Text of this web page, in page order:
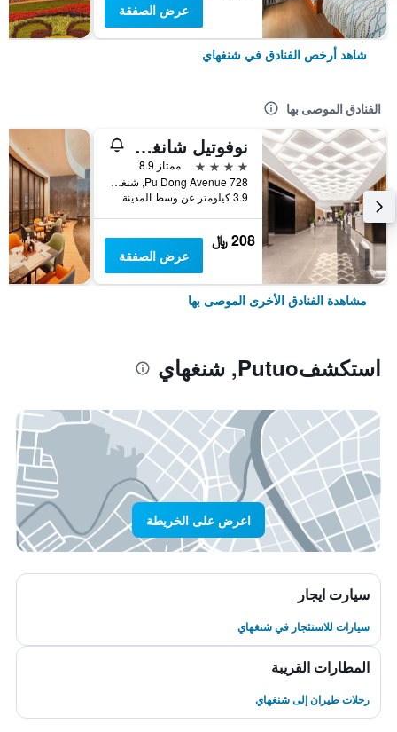
عرض الصفقة
شاهد أرخص الفنادق في شنغهاي
الفنادق الموصى بها
نوفوتيل شانغهاي أتلانتس
4 نجوم
ممتاز 8.9
728 Pu Dong Avenue, شنغهاي, الصين
3.9 كيلومتر عن وسط المدينة
208 ﷼
عرض الصفقة
مشاهدة الفنادق الأخرى الموصى بها
استكشفPutuo, شنغهاي
اعرض على الخريطة
سيارت ايجار
سيارات للاستئجار في شنغهاي
المطارات القريبة
رحلات طيران إلى شنغهاي